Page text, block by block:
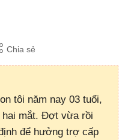
Chia sẻ
tôi năm nay 03 tuổi,
hai mắt. Đợt vừa rồi
để hưởng trợ cấp